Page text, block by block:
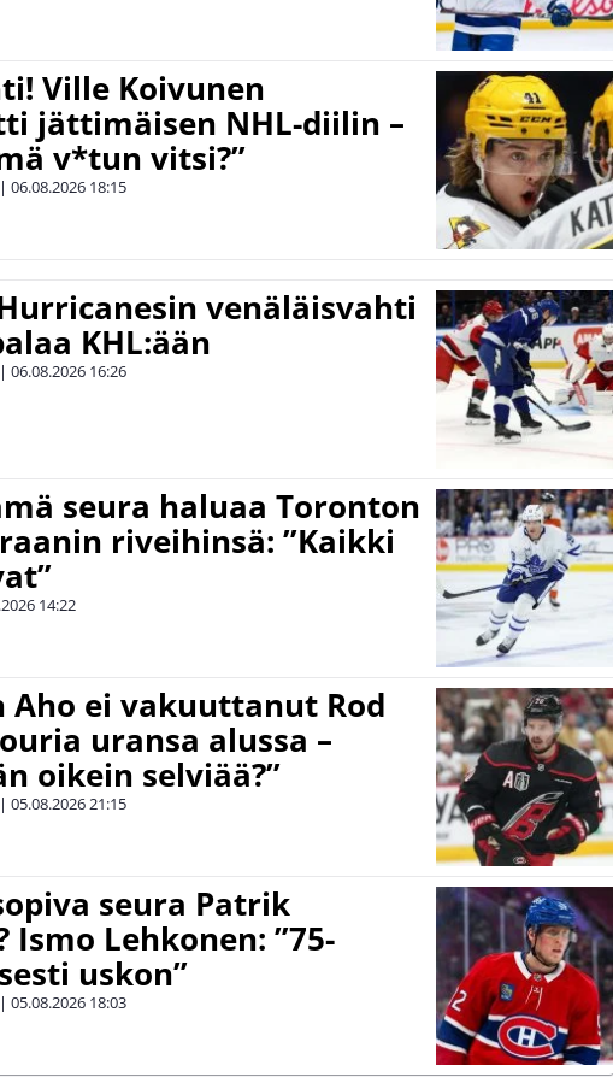
Ville Koivunen
jättimäisen NHL-diilin –
v*tun vitsi?”
| 06.08.2026 18:15
venäläisvahti
KHL:ään
| 06.08.2026 16:26
seura haluaa Toronton
riveihinsä: ”Kaikki
14:22
Aho ei vakuuttanut Rod
uransa alussa –
oikein selviää?”
| 05.08.202621:15
seura Patrik
Ismo Lehkonen: ”75-
uskon”
| 05.08.2026 18:03